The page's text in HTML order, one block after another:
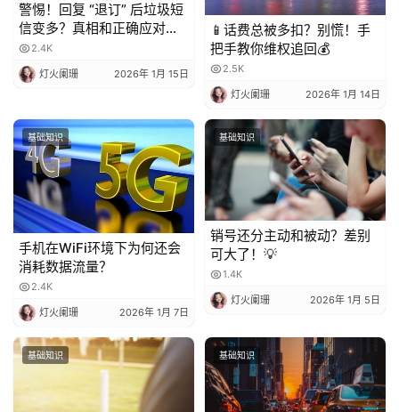
警惕！回复 “退订” 后垃圾短
信变多？真相和正确应对方
法都在这
2.4K
灯火阑珊 2026年 1月 15日
📱话费总被多扣？别慌！手
把手教你维权追回💰
2.5K
灯火阑珊 2026年 1月 14日
基础知识
手机在WiFi环境下为何还会
消耗数据流量？
2.4K
灯火阑珊 2026年 1月 7日
基础知识
销号还分主动和被动？差别
可大了！💡
1.4K
灯火阑珊 2026年 1月 5日
基础知识 基础知识